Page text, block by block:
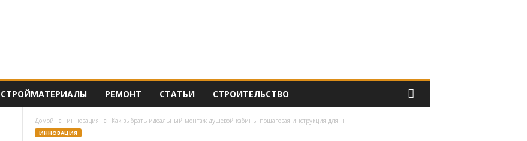
СТРОЙМАТЕРИАЛЫ РЕМОНТ СТАТЬИ СТРОИТЕЛЬСТВО
Домой инновация Как выбрать идеальный монтаж душевой кабины пошаговая инструкция для н
ИННОВАЦИЯ